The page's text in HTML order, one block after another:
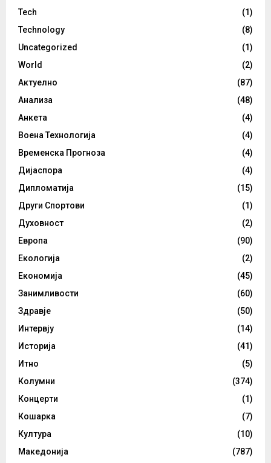
Tech
(1)
Technology
(8)
Uncategorized
(1)
World
(2)
Актуелно
(87)
Анализа
(48)
Анкета
(4)
Воена Технологија
(4)
Временска Прогноза
(4)
Дијаспора
(4)
Дипломатија
(15)
Други Спортови
(1)
Духовност
(2)
Европа
(90)
Екологија
(2)
Економија
(45)
Занимливости
(60)
Здравје
(50)
Интервју
(14)
Историја
(41)
Итно
(5)
Колумни
(374)
Концерти
(1)
Кошарка
(7)
Култура
(10)
Македонија
(787)